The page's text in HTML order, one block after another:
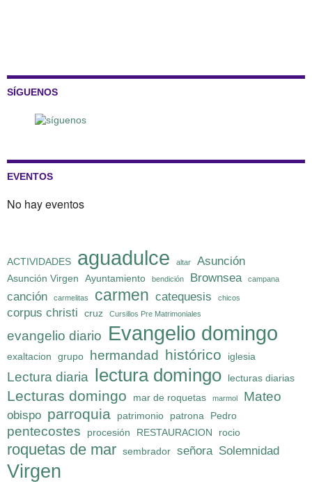
SÍGUENOS
EVENTOS
No hay eventos
ACTIVIDADES aguadulce altar Asunción
Asunción Virgen Ayuntamiento bendición Brownsea campana
canción carmelitas carmen catequesis chicos
corpus christi cruz Cursillos Pre Matrimoniales
evangelio diario Evangelio domingo
exaltacion grupo hermandad histórico iglesia
Lectura diaria lectura domingo lecturas diarias
Lecturas domingo mar de roquetas marmol Mateo
obispo parroquia patrimonio patrona Pedro
pentecostes procesión RESTAURACION rocio
roquetas de mar sembrador señora Solemnidad
Virgen